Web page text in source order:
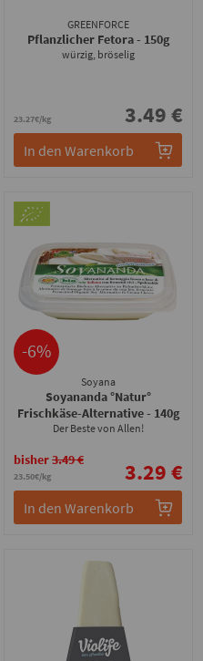
GREENFORCE
Pflanzlicher Fetora- 150g
würzig, bröselig
23.27€/kg 3.49 €
In den Warenkorb
-6%
Soyana
Soyananda °Natur°
Frischkäse-Alternative- 140g
Der Beste von Allen!
23.50€/kg
bisher3.49 € 3.29 €
In den Warenkorb